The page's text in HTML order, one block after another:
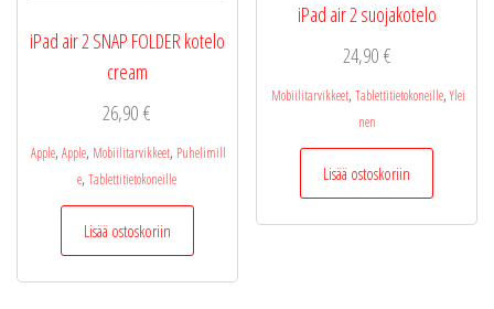
iPad air 2 SNAP FOLDER kotelo
cream
26,90€
Apple, Apple, Mobiilitarvikkeet, Puhelimill
e, Tablettitietokoneille
Lisää ostoskoriin
iPad air 2 suojakotelo
24,90 €
Mobiilitarvikkeet, Tablettitietokoneille, Ylei
nen
Lisää ostoskoriin